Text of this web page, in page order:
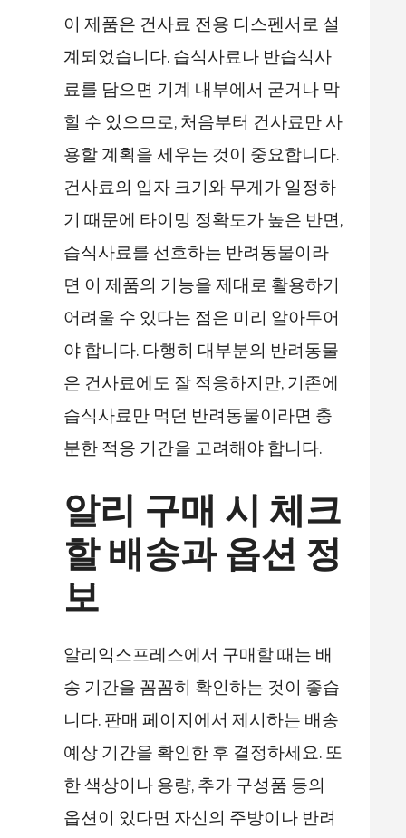
이 제품은 건사료 전용 디스펜서로 설
계되었습니다. 습식사료나 반습식사
료를 담으면 기계 내부에서 굳거나 막
힐 수 있으므로, 처음부터 건사료만 사
용할 계획을 세우는 것이 중요합니다.
건사료의 입자 크기와 무게가 일정하
기 때문에 타이밍 정확도가 높은 반면,
습식사료를 선호하는 반려동물이라
면 이 제품의 기능을 제대로 활용하기
어려울 수 있다는 점은 미리 알아두어
야 합니다. 다행히 대부분의 반려동물
은 건사료에도 잘 적응하지만, 기존에
습식사료만 먹던 반려동물이라면 충
분한 적응 기간을 고려해야 합니다.
알리 구매 시 체크
할 배송과 옵션 정
보
알리익스프레스에서 구매할 때는 배
송 기간을 꼼꼼히 확인하는 것이 좋습
니다. 판매 페이지에서 제시하는 배송
예상 기간을 확인한 후 결정하세요. 또
한 색상이나 용량, 추가 구성품 등의
옵션이 있다면 자신의 주방이나 반려